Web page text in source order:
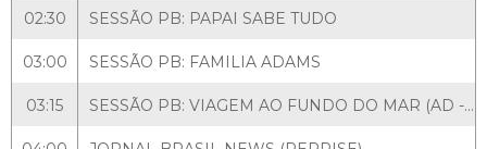
02:30 SESSÃO PB: PAPAI SABE TUDO
03:00 SESSÃO PB: FAMILIA ADAMS
03:15 SESSÃO PB: VIAGEM AO FUNDO DO MAR (AD - PRETO E BRANCO)